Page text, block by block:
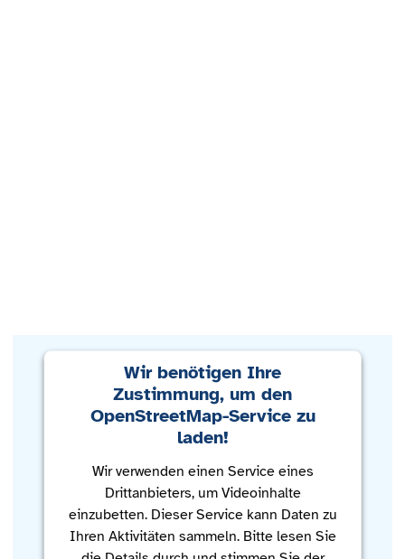
Wir benötigen Ihre
Zustimmung, um den
OpenStreetMap-Service zu
laden!
Wir verwenden einen Service eines
Drittanbieters, um Videoinhalte
einzubetten. Dieser Service kann Daten zu
Ihren Aktivitäten sammeln. Bitte lesen Sie